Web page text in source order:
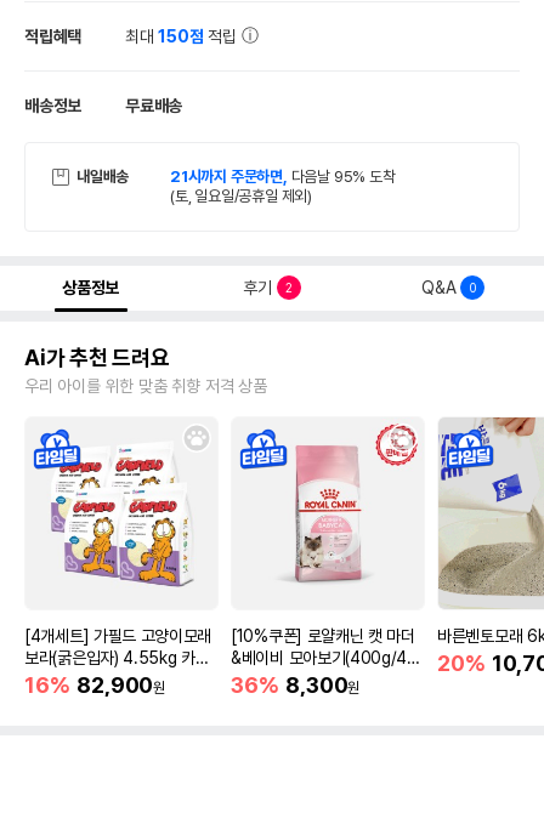
적립혜택 최대150점 적립
배송정보 무료배송
내일배송 21시까지 주문하면, 다음날 95% 도착
(토, 일요일/공휴일 제외)
상품정보 후기 2 Q&A 0
Ai가 추천 드려요
우리 아이를 위한 맞춤 취향 저격 상품
[4개세트] 가필드 고양이모래
보라(굵은입자) 4.55kg 카사
바모래
16% 82,900원
[10%쿠폰] 로얄캐닌 캣 마더
&베이비 모아보기(400g/4/1
0kg)
36% 8,300원
바른벤토모래
20%